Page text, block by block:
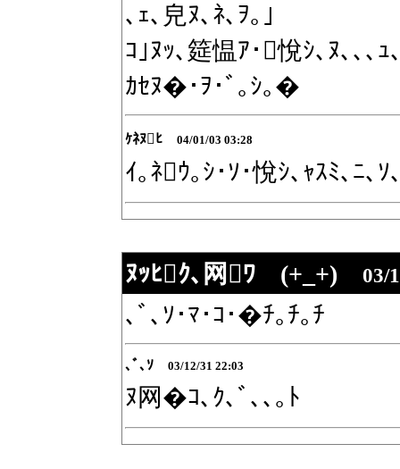
､ｪ､皃ﾇ､ﾈ､ｦ｡｣
ｺ｣ﾇｯ､筵愠ｱ･悅ｼ､ﾇ､､､ｭ
ｶｾﾇ�･ｦ･ﾞ｡ｼ｡�
ｹﾈﾇﾋ 04/01/03 03:28
ｲ｡ﾈｳ｡ｼ･ｿ･悅ｼ､ｬｽﾐ､ﾆ､
ﾇｯﾋｸ､网ﾜ (+_+) 03/
､ﾞ､ｿ･ﾏ･ｺ･�ﾁ｡ﾁ｡ﾁ
､ﾞ､ｿ 03/12/31 22:03
ﾇ网�ｺ､ｸ､ﾞ､､｡ﾄ